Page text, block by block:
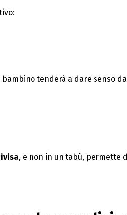
bambino tenderà a dare senso
, e non in un tabù, permette